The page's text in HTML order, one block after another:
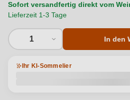
Sofort versandfertig direkt vom
Lieferzeit 1-3 Tage
1 In den
Ihr KI-Sommelier